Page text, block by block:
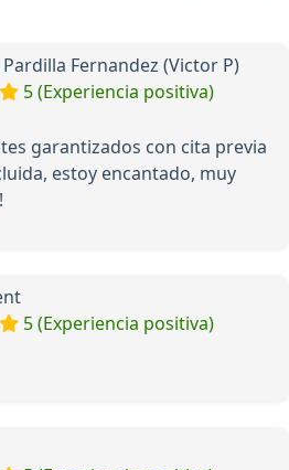
Fernandez (Victor P)
5 (Experiencia positiva)
garantizados con cita previa
estoy encantado, muy
5 (Experiencia positiva)